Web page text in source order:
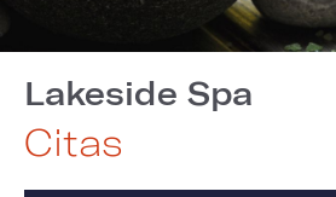
Lakeside Spa
Citas